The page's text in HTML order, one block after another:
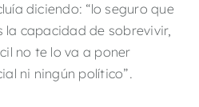
diciendo: “lo seguro que
la capacidad de sobrevivir,
no te lo va a poner
ni ningún político”.